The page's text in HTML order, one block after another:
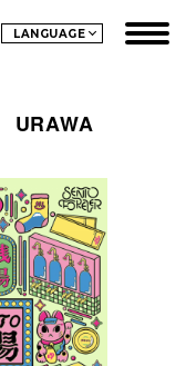
LANGUAGE
URAWA